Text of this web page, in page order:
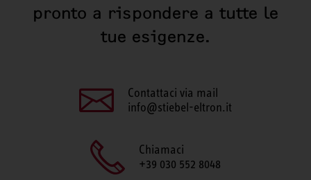
pronto a rispondere a tutte le
tue esigenze.
Contattaci via mail
info@stiebel-eltron.it
Chiamaci
+39 030 552 8048